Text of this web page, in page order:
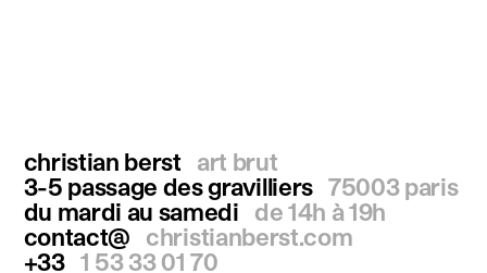
christian berst
art brut
3-5 passage des gravilliers 75003 paris
du mardi au samedi
de 14h à 19h
contact@
christianberst.com
+33 1 53 33 01 70